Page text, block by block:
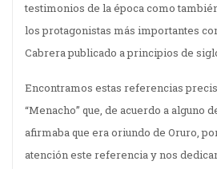
testimonios de la época como
los protagonistas más importantes
Cabrera publicado a principios de
Encontramos estas referencias
“Menacho” que, de acuerdo a alguno
afirmaba que era oriundo de Oruro,
atención este referencia y nos